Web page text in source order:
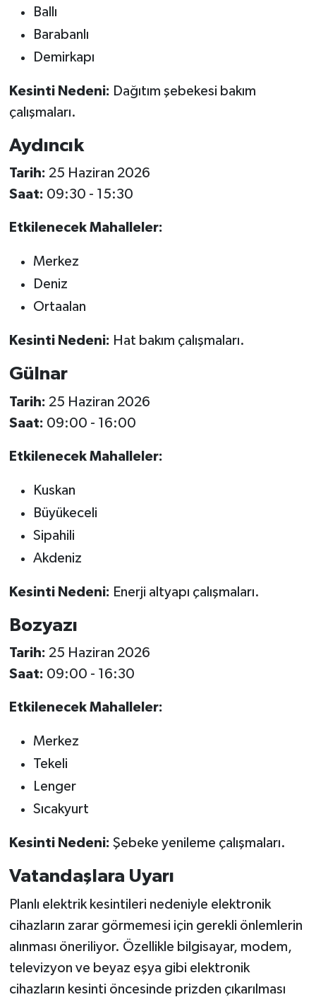
Ballı
Barabanlı
Demirkapı
Kesinti Nedeni: Dağıtım şebekesi bakım
çalışmaları.
Aydıncık
Tarih: 25 Haziran 2026
Saat: 09:30 - 15:30
Etkilenecek Mahalleler:
Merkez
Deniz
Ortaalan
Kesinti Nedeni: Hat bakım çalışmaları.
Gülnar
Tarih: 25 Haziran 2026
Saat: 09:00 - 16:00
Etkilenecek Mahalleler:
Kuskan
Büyükeceli
Sipahili
Akdeniz
Kesinti Nedeni: Enerji altyapı çalışmaları.
Bozyazı
Tarih: 25 Haziran 2026
Saat: 09:00 - 16:30
Etkilenecek Mahalleler:
Merkez
Tekeli
Lenger
Sıcakyurt
Kesinti Nedeni: Şebeke yenileme çalışmaları.
Vatandaşlara Uyarı
Planlı elektrik kesintileri nedeniyle elektronik
cihazların zarar görmemesi için gerekli önlemlerin
alınması öneriliyor. Özellikle bilgisayar, modem,
televizyon ve beyaz eşya gibi elektronik
cihazların kesinti öncesinde prizden çıkarılması